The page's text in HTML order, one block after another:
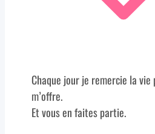
Chaque jour je remercie la vie
m’offre.
Et vous en faites partie.